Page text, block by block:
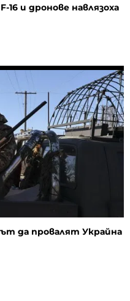
16 и дронове навлязоха
да провалят Украйна